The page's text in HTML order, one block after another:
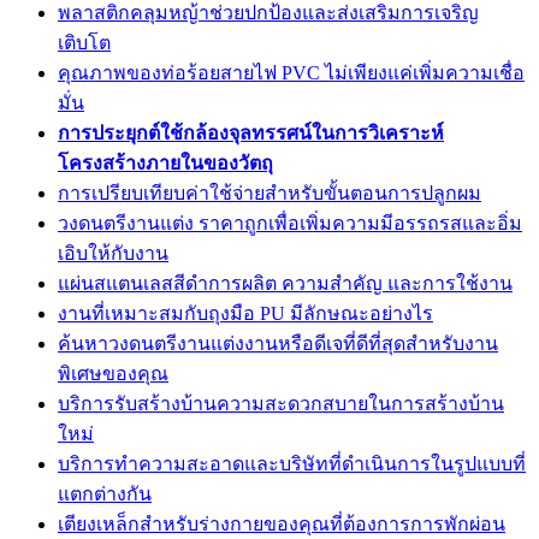
พลาสติกคลุมหญ้าช่วยปกป้องและส่งเสริมการเจริญ
เติบโต
คุณภาพของท่อร้อยสายไฟ PVC ไม่เพียงแค่เพิ่มความเชื่อ
มั่น
การประยุกต์ใช้กล้องจุลทรรศน์ในการวิเคราะห์
โครงสร้างภายในของวัตถุ
การเปรียบเทียบค่าใช้จ่ายสำหรับขั้นตอนการปลูกผม
วงดนตรีงานแต่ง ราคาถูกเพื่อเพิ่มความมีอรรถรสและอิ่ม
เอิบให้กับงาน
แผ่นสแตนเลสสีดำการผลิต ความสำคัญ และการใช้งาน
งานที่เหมาะสมกับถุงมือ PU มีลักษณะอย่างไร
ค้นหาวงดนตรีงานแต่งงานหรือดีเจที่ดีที่สุดสำหรับงาน
พิเศษของคุณ
บริการรับสร้างบ้านความสะดวกสบายในการสร้างบ้าน
ใหม่
บริการทำความสะอาดและบริษัทที่ดำเนินการในรูปแบบที่
แตกต่างกัน
เตียงเหล็กสำหรับร่างกายของคุณที่ต้องการการพักผ่อน